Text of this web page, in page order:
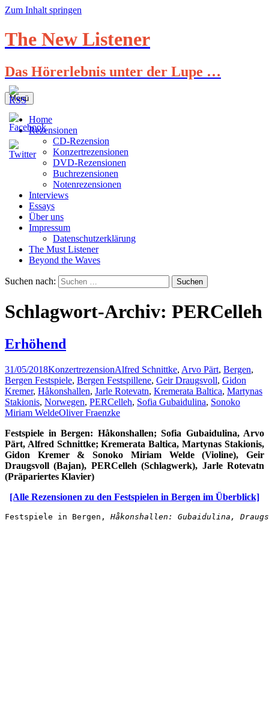
Zum Inhalt springen
The New Listener
Das Hörerlebnis unter der Lupe …
Menü
Home
Rezensionen
CD-Rezension
Konzertrezensionen
DVD-Rezensionen
Buchrezensionen
Notenrezensionen
Interviews
Essays
Über uns
Impressum
Datenschutzerklärung
The Must Listener
Beyond the Waves
Suchen nach:
Schlagwort-Archiv: PERCelleh
Erhöhend
31/05/2018KonzertrezensionAlfred Schnittke, Arvo Pärt, Bergen,
Bergen Festspiele, Bergen Festspillene, Geir Draugsvoll, Gidon
Kremer, Håkonshallen, Jarle Rotevatn, Kremerata Baltica, Martynas
Stakionis, Norwegen, PERCelleh, Sofia Gubaidulina, Sonoko
Miriam WeldeOliver Fraenzke
Festspiele in Bergen: Håkonshallen; Sofia Gubaidulina, Arvo
Pärt, Alfred Schnittke; Kremerata Baltica, Martynas Stakionis,
Gidon Kremer & Sonoko Miriam Welde (Violine), Geir
Draugsvoll (Bajan), PERCelleh (Schlagwerk), Jarle Rotevatn
(Präpariertes Klavier)
[Alle Rezensionen zu den Festspielen in Bergen im Überblick]
Festspiele in Bergen, Håkonshallen: Gubaidulina,